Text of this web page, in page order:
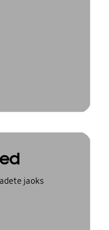
jaoks